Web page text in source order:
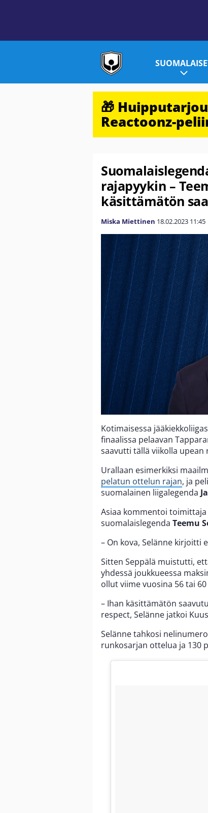
🎁
Reactoonz-
rajapyykin –
käsittämätön
Miska Miettinen 18.02.2023 11:45
Kotimaisessa
finaalissa pelaavan
saavutti tällä viikolla upean
Urallaan esimerkiksi
pelatun ottelun rajan, ja
suomalainen liigalegenda
Asiaa kommentoi toimittaja
suomalaislegenda Teemu
– On kova, Selänne kirjoitti
Sitten Seppälä muistutti,
yhdessä joukkueessa
ollut viime vuosina 56 tai
– Ihan käsittämätön
respect, Selänne jatkoi
Selänne tahkosi
runkosarjan ottelua ja 130